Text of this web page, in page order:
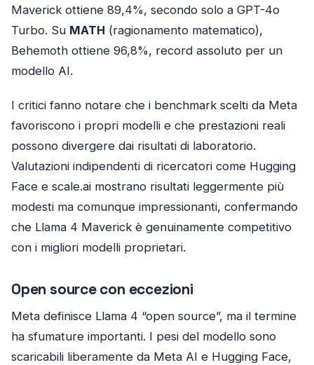
Maverick ottiene 89,4%, secondo solo a GPT-4o
Turbo. Su MATH (ragionamento matematico),
Behemoth ottiene 96,8%, record assoluto per un
modello AI.
I critici fanno notare che i benchmark scelti da Meta
favoriscono i propri modelli e che prestazioni reali
possono divergere dai risultati di laboratorio.
Valutazioni indipendenti di ricercatori come Hugging
Face e scale.ai mostrano risultati leggermente più
modesti ma comunque impressionanti, confermando
che Llama 4 Maverick è genuinamente competitivo
con i migliori modelli proprietari.
Open source con eccezioni
Meta definisce Llama 4 “open source”, ma il termine
ha sfumature importanti. I pesi del modello sono
scaricabili liberamente da Meta AI e Hugging Face,